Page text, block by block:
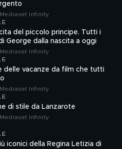
Infinity
del piccolo principe. Tutti i
George dalla nascita a oggi
Infinity
delle vacanze da film che tutti
Infinity
di stile da Lanzarote
Infinity
iconici della Regina Letizia di